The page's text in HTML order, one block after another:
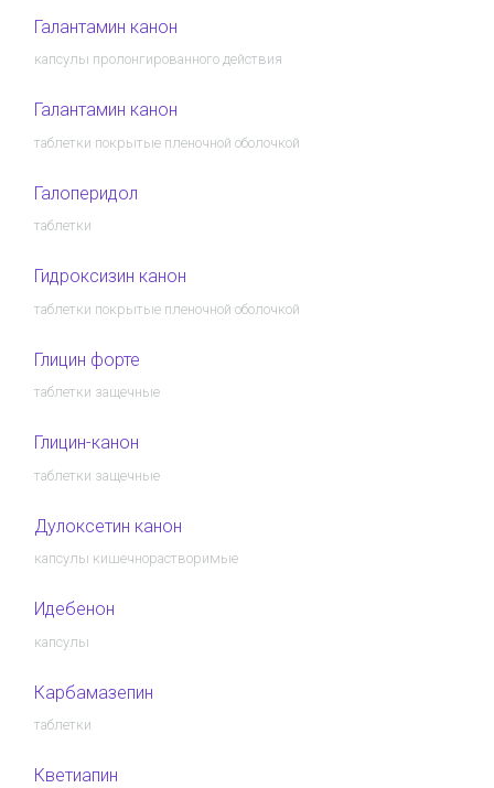
Галантамин канон
капсулы пролонгированного действия
Галантамин канон
таблетки покрытые пленочной оболочкой
Галоперидол
таблетки
Гидроксизин канон
таблетки покрытые пленочной оболочкой
Глицин форте
таблетки защечные
Глицин-канон
таблетки защечные
Дулоксетин канон
капсулы кишечнорастворимые
Идебенон
капсулы
Карбамазепин
таблетки
Кветиапин